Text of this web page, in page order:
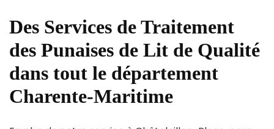
Des Services de Traitement
des Punaises de Lit de Qualité
dans tout le département
Charente-Maritime